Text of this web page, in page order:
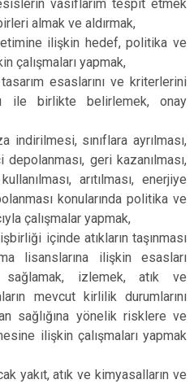
vasıflarım tespit etmek
almak ve aldırmak,
ilişkin hedef, politika ve
çalışmaları yapmak,
esaslarını ve kriterlerini
ile birlikte belirlemek, onay
indirilmesi, sınıflara ayrılması,
depolanması, geri kazanılması,
arıtılması, enerjiye
konularında politika ve
çalışmalar yapmak,
içinde atıkların taşınması
lisanslarına ilişkin esasları
sağlamak, izlemek, atık ve
mevcut kirlilik durumlarını
sağlığına yönelik risklere ve
ilişkin çalışmaları yapmak
yakıt, atık ve kimyasalların ve